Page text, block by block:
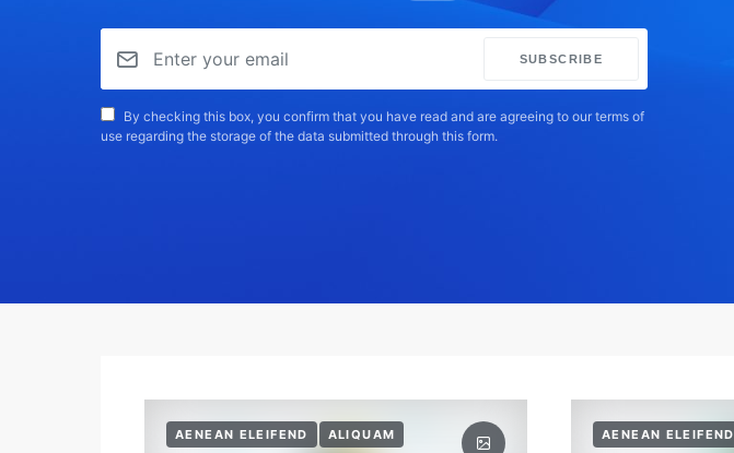
SUBSCRIBE
By checking this box, you confirm that you have read and are agreeing to our terms of
use regarding the storage of the data submitted through this form.
AENEAN ELEIFEND ALIQUAM AENEAN ELEIFEND